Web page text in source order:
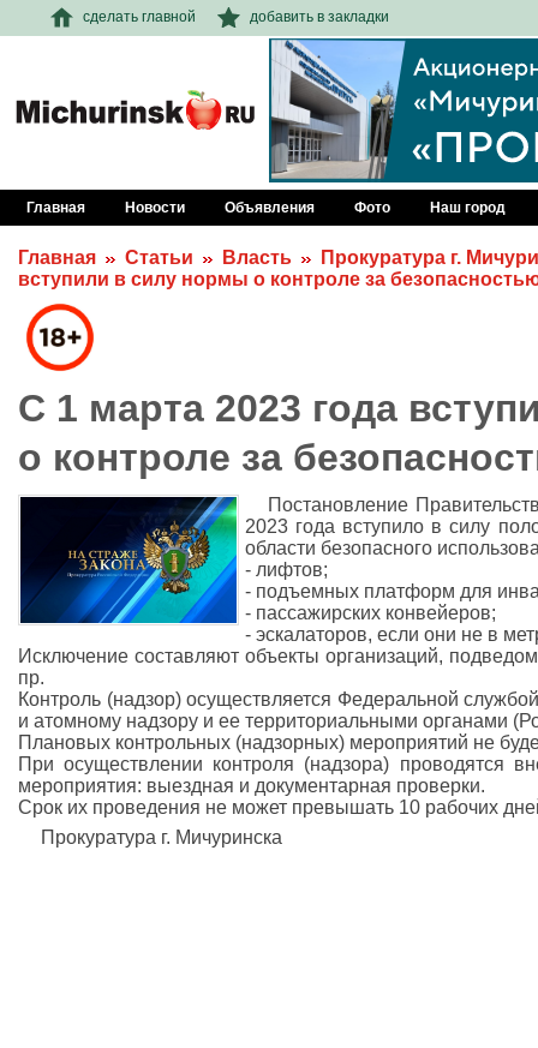
сделать главной добавить в закладки
Главная Новости Объявления Фото Наш город
Главная Статьи Власть
Прокуратура г.
вступили в силу нормы о контроле за
С 1 марта 2023 года
о контроле за
Постановление
2023 года вступило в силу
области безопасного
- лифтов;
- подъемных платформ для
- пассажирских конвейеров;
- эскалаторов, если они не в
Исключение составляют объекты организаций,
пр.
Контроль (надзор) осуществляется Федеральной
и атомному надзору и ее территориальными органами
Плановых контрольных (надзорных) мероприятий не
При осуществлении контроля (надзора) проводятся
мероприятия: выездная и документарная проверки.
Срок их проведения не может превышать 10 рабочих
Прокуратура г. Мичуринска